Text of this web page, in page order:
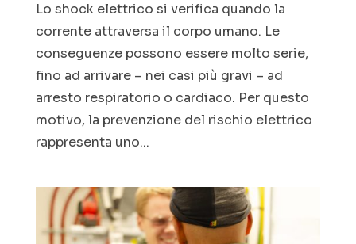
Lo shock elettrico si verifica quando la
corrente attraversa il corpo umano. Le
conseguenze possono essere molto serie,
fino ad arrivare – nei casi più gravi – ad
arresto respiratorio o cardiaco. Per questo
motivo, la prevenzione del rischio elettrico
rappresenta uno...